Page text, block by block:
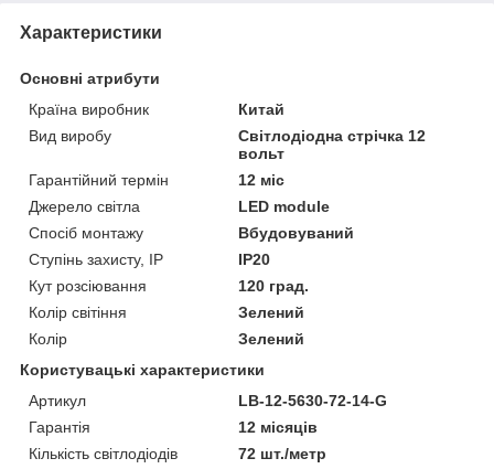
Характеристики
Основні атрибути
Країна виробник
Китай
Вид виробу
Світлодіодна стрічка 12
вольт
Гарантійний термін
12 міс
Джерело світла
LED module
Спосіб монтажу
Вбудовуваний
Ступінь захисту, IP
IP20
Кут розсіювання
120 град.
Колір світіння
Зелений
Колір
Зелений
Користувацькі характеристики
Артикул
LB-12-5630-72-14-G
Гарантія
12 місяців
Кількість світлодіодів
72 шт./метр